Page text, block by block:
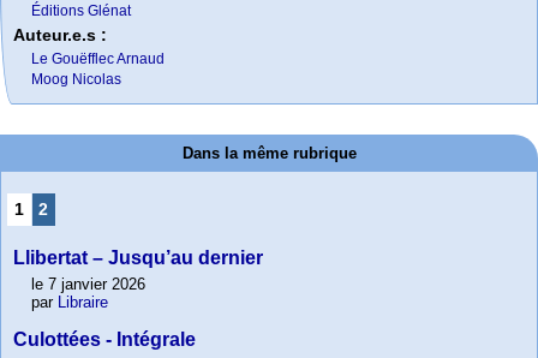
Éditions Glénat
Auteur.e.s :
Le Gouëfflec Arnaud
Moog Nicolas
Dans la même rubrique
1 2
Llibertat – Jusqu’au dernier
le 7 janvier 2026
par Libraire
Culottées - Intégrale